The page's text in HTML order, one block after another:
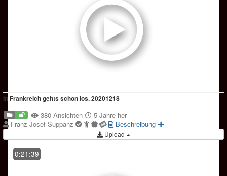
In Frankreich gehts schon los. 20201218
380 Ansichten
5 Jahre her
Franz Josef Suppanz
Beschreibung
Upload
0:21:39